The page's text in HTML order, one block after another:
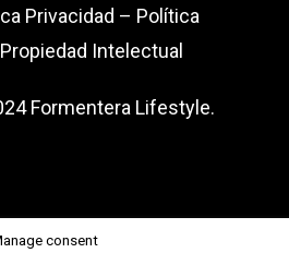
Privacidad – Política
Propiedad Intelectual
Formentera Lifestyle.
consent